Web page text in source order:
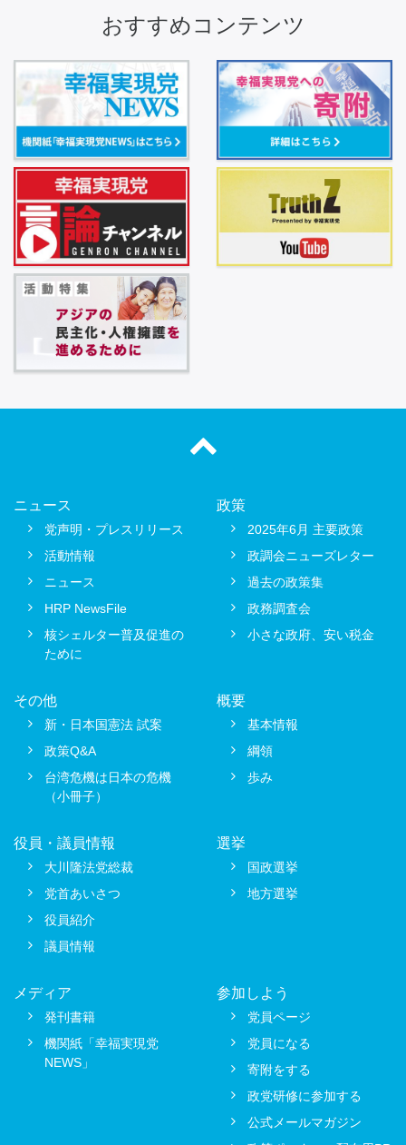
おすすめコンテンツ
ニュース
党声明・プレスリリース
活動情報
ニュース
HRP NewsFile
核シェルター普及促進の
ために
政策
2025年6月 主要政策
政調会ニューズレター
過去の政策集
政務調査会
小さな政府、安い税金
その他
新・日本国憲法 試案
政策Q&A
台湾危機は日本の危機
（小冊子）
概要
基本情報
綱領
歩み
役員・議員情報
大川隆法党総裁
党首あいさつ
役員紹介
議員情報
選挙
国政選挙
地方選挙
メディア
発刊書籍
機関紙「幸福実現党
NEWS」
参加しよう
党員ページ
党員になる
寄附をする
政党研修に参加する
公式メールマガジン